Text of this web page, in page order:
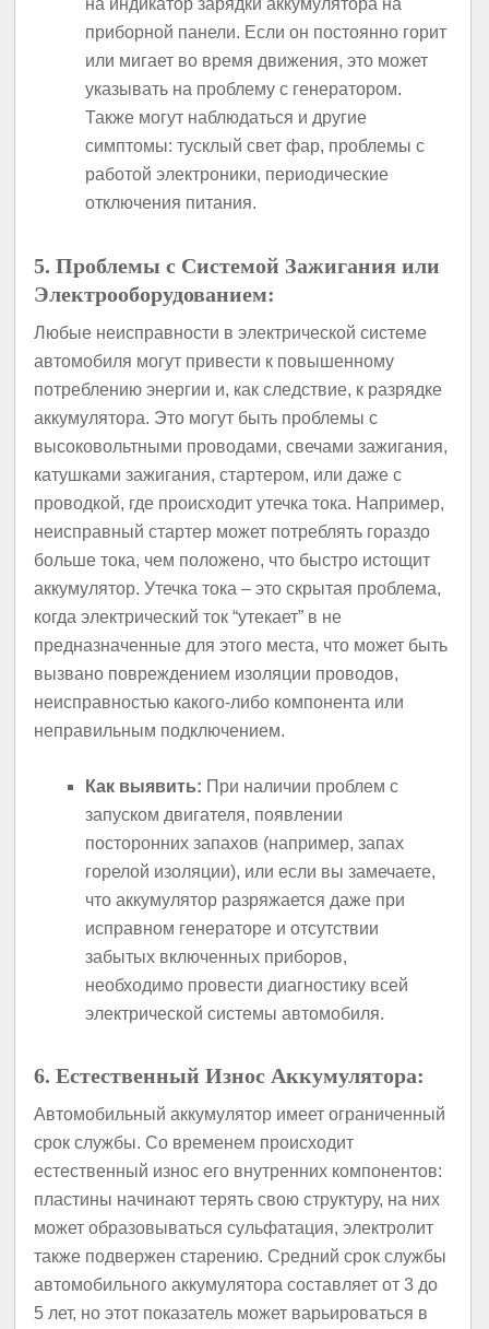
на индикатор зарядки аккумулятора на
приборной панели. Если он постоянно горит
или мигает во время движения, это может
указывать на проблему с генератором.
Также могут наблюдаться и другие
симптомы: тусклый свет фар, проблемы с
работой электроники, периодические
отключения питания.
5. Проблемы с Системой Зажигания или
Электрооборудованием:
Любые неисправности в электрической системе
автомобиля могут привести к повышенному
потреблению энергии и, как следствие, к разрядке
аккумулятора. Это могут быть проблемы с
высоковольтными проводами, свечами зажигания,
катушками зажигания, стартером, или даже с
проводкой, где происходит утечка тока. Например,
неисправный стартер может потреблять гораздо
больше тока, чем положено, что быстро истощит
аккумулятор. Утечка тока – это скрытая проблема,
когда электрический ток “утекает” в не
предназначенные для этого места, что может быть
вызвано повреждением изоляции проводов,
неисправностью какого-либо компонента или
неправильным подключением.
Как выявить: При наличии проблем с
запуском двигателя, появлении
посторонних запахов (например, запах
горелой изоляции), или если вы замечаете,
что аккумулятор разряжается даже при
исправном генераторе и отсутствии
забытых включенных приборов,
необходимо провести диагностику всей
электрической системы автомобиля.
6. Естественный Износ Аккумулятора:
Автомобильный аккумулятор имеет ограниченный
срок службы. Со временем происходит
естественный износ его внутренних компонентов:
пластины начинают терять свою структуру, на них
может образовываться сульфатация, электролит
также подвержен старению. Средний срок службы
автомобильного аккумулятора составляет от 3 до
5 лет, но этот показатель может варьироваться в